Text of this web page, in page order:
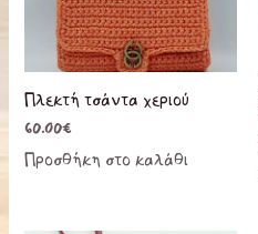
Πλεκτή τσάντα χεριού
60.00€
Προσθήκη στο καλάθι